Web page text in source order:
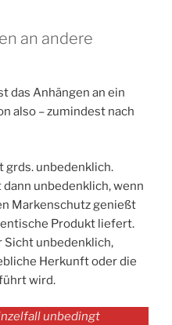
an andere
das Anhängen an ein
also – zumindest nach
unbedenklich.
unbedenklich, wenn
Markenschutz genießt
Produkt liefert.
unbedenklich,
Herkunft oder die
wird.
unbedingt